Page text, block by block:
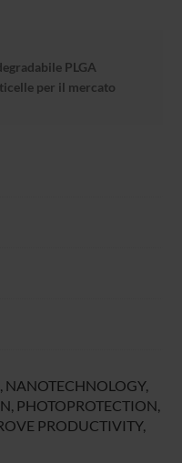
PLGA
per il mercato
NANOTECHNOLOGY,
PHOTOPROTECTION,
PRODUCTIVITY,